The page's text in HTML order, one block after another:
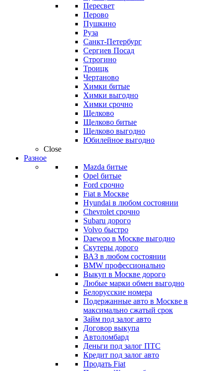
Пересвет
Перово
Пушкино
Руза
Санкт-Петербург
Сергиев Посад
Строгино
Троицк
Чертаново
Химки битые
Химки выгодно
Химки срочно
Щелково
Щелково битые
Щелково выгодно
Юбилейное выгодно
Close
Разное
Mazda битые
Opel битые
Ford срочно
Fiat в Москве
Hyundai в любом состоянии
Chevrolet срочно
Subaru дорого
Volvo быстро
Daewoo в Москве выгодно
Скутеры дорого
ВАЗ в любом состоянии
BMW профессионально
Выкуп в Москве дорого
Любые марки обмен выгодно
Белорусские номера
Подержанные авто в Москве в
максимально сжатый срок
Займ под залог авто
Договор выкупа
Автоломбард
Деньги под залог ПТС
Кредит под залог авто
Продать Fiat